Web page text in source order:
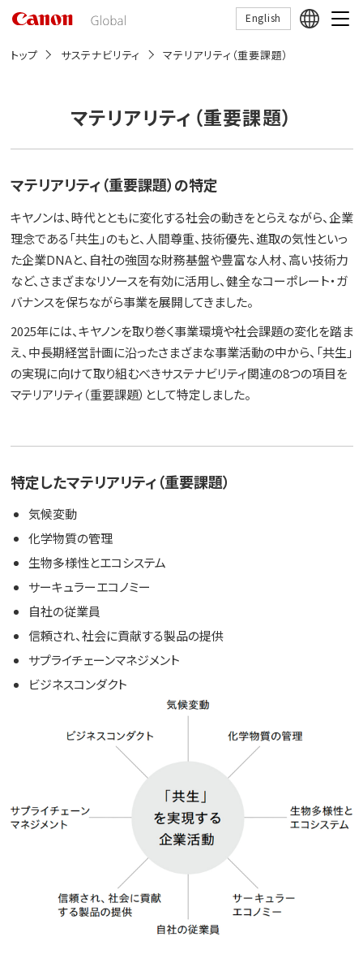
動
ま
English
トップ サステナビリティ マテリアリティ（重要課題）
マテリアリティ（重要課題）
マテリアリティ（重要課題）の特定
キヤノンは、時代とともに変化する社会の動きをとらえながら、企業
理念である「共生」のもと、人間尊重、技術優先、進取の気性といっ
た企業DNAと、自社の強固な財務基盤や豊富な人材、高い技術力
など、さまざまなリソースを有効に活用し、健全なコーポレート・ガ
バナンスを保ちながら事業を展開してきました。
2025年には、キヤノンを取り巻く事業環境や社会課題の変化を踏ま
え、中長期経営計画に沿ったさまざまな事業活動の中から、「共生」
の実現に向けて取り組むべきサステナビリティ関連の8つの項目を
マテリアリティ（重要課題）として特定しました。
特定したマテリアリティ（重要課題）
気候変動
化学物質の管理
生物多様性とエコシステム
サーキュラーエコノミー
自社の従業員
信頼され、社会に貢献する製品の提供
サプライチェーンマネジメント
ビジネスコンダクト